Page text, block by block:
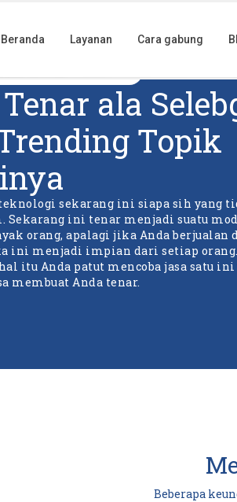
Beranda Layanan Cara gabung
ala
Topik
sekarang ini siapa sih yang
Sekarang ini tenar menjadi suatu
orang, apalagi jika Anda berjualan
ini menjadi impian dari setiap
itu Anda patut mencoba jasa satu
membuat Anda tenar.
Beberapa